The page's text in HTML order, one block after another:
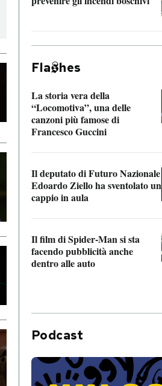
Fla hes
La storia vera della
“Locomotiva”, una delle
canzoni più famose di
Francesco Guccini
Il deputato di Futuro Nazionale
Edoardo Ziello ha sventolato un
cappio in aula
Il film di Spider-Man si sta
facendo pubblicità anche
dentro alle auto
Podcast